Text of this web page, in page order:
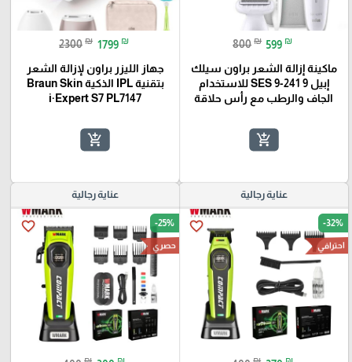
800 ₪ 599 ₪
ماكينة إزالة الشعر براون سيلك
إبيل 9 SES 9-241 للاستخدام
الجاف والرطب مع رأس حلاقة
add_shopping_cart
2300 ₪ 1799 ₪
جهاز الليزر براون لإزالة الشعر
بتقنية IPL الذكية Braun Skin
i·Expert S7 PL7147
add_shopping_cart
عناية رجالية
favorite_border -32%
احترافي
عناية رجالية
favorite_border -25%
حصري